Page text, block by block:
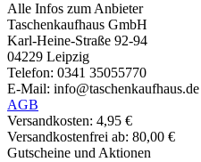
Alle Infos zum Anbieter
Taschenkaufhaus GmbH
Karl-Heine-Straße 92-94
04229 Leipzig
Telefon: 0341 35055770
E-Mail: info@taschenkaufhaus.de
AGB
Versandkosten: 4,95 €
Versandkostenfrei ab: 80,00 €
Gutscheine und Aktionen